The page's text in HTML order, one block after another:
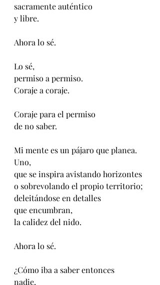
sacramente auténtico
y libre.
Ahora lo sé.
Lo sé,
permiso a permiso.
Coraje a coraje.
Coraje para el permiso
de no saber.
Mi mente es un pájaro que planea.
Uno,
que se inspira avistando horizontes
o sobrevolando el propio territorio;
deleitándose en detalles
que encumbran,
la calidez del nido.
Ahora lo sé.
¿Cómo iba a saber entonces
nadie,